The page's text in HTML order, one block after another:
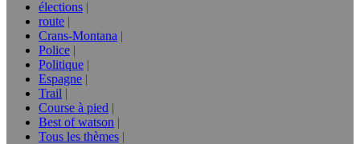
élections
route
Crans-Montana
Police
Politique
Espagne
Trail
Course à pied
Best of watson
Tous les thèmes